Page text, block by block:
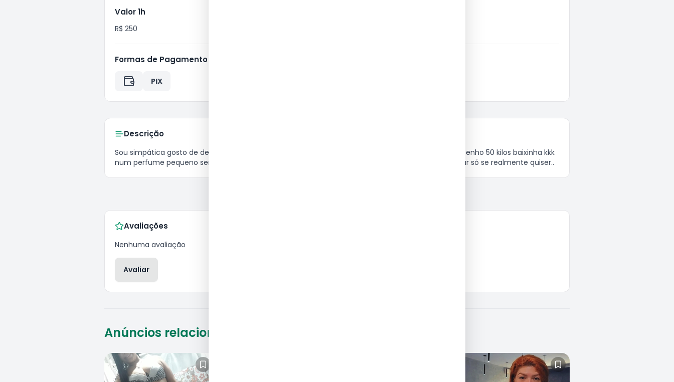
Valor 1h
R$ 250
Formas de Pagamento
PIX
Descrição
sou simpática gosto de deixar o cliente a vontade tenho cabelo loiro olhos castanhos esverdeado tenho 50 kilos baixinha kkk
num perfume pequeno sempre tem os melhores perfumes amo um oral só não frasço oral chamar só se realmente quiser..
Avaliações
Nenhuma avaliação
Avaliar
Anúncios relacionados em